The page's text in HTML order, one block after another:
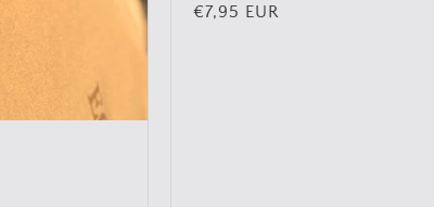
Normale
€7,95 EUR